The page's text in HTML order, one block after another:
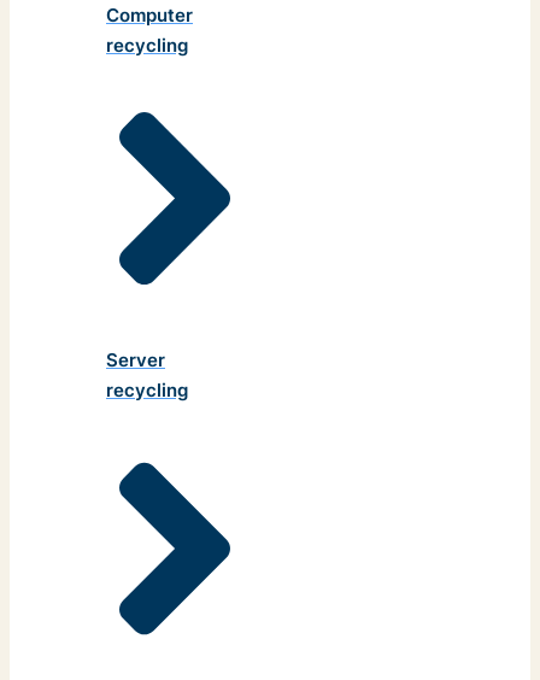
Computer
recycling
Server
recycling